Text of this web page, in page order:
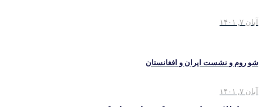
آبان ۷, ۱۴۰۱
شو روم و نشست ایران و افغانستان
آبان ۷, ۱۴۰۱